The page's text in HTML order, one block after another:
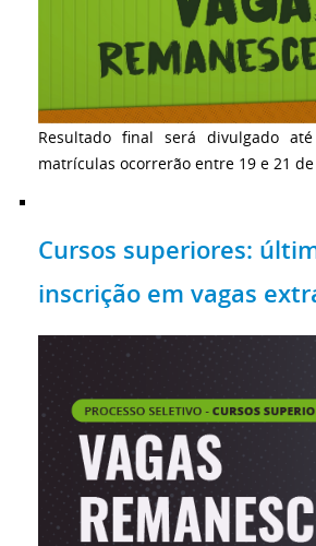
Resultado final será divulgado
matrículas ocorrerão entre 19 e 21
Cursos superiores:
inscrição em vagas